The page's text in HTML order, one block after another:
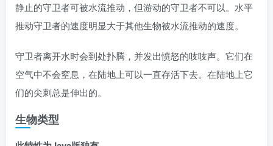
静止的守卫者可被水流推动，但游动的守卫者不可以。水平
推动守卫者的速度明显大于其他生物被水流推动的速度。
守卫者离开水时会到处扑腾，并发出愤怒的吱吱声。它们在
空气中不会窒息，在陆地上可以一直存活下去。在陆地上它
们的尖刺总是伸出的。
生物类型